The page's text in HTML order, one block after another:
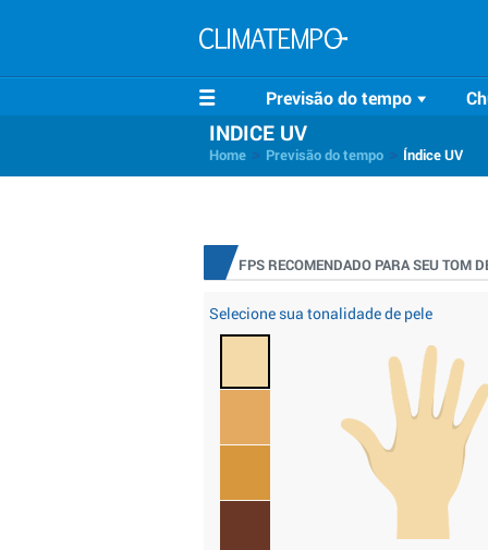
Previsão do tempo
INDICE UV
Home Previsão do tempo Índice UV
FPS RECOMENDADO PARA SEU TOM
Selecione sua tonalidade de pele